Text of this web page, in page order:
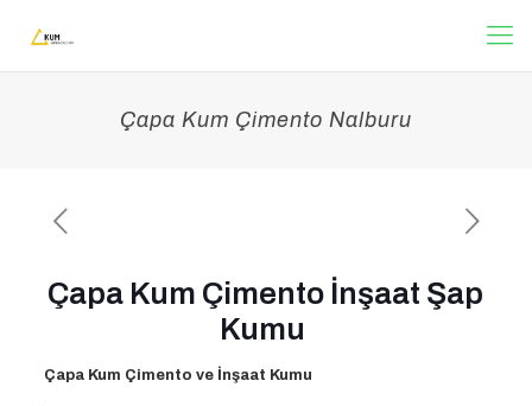
Çapa Kum Çimento Nalburu
Çapa Kum Çimento İnşaat Şap
Kumu
Çapa Kum Çimento ve İnşaat Kumu